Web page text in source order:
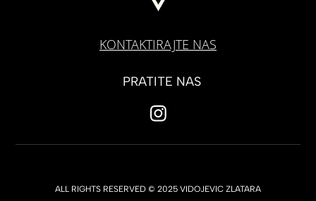
KONTAKTIRAJTE NAS
PRATITE NAS
ALL RIGHTS RESERVED © 2025 VIDOJEVIC ZLATARA